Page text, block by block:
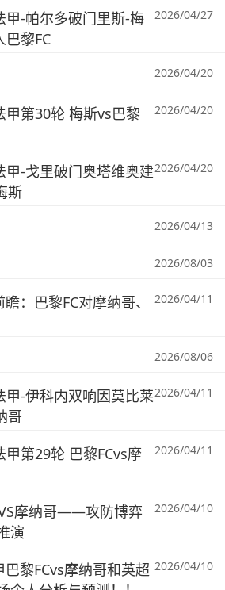
甲-帕尔多破门里斯-梅
巴黎FC
2026/04/27
2026/04/20
第30轮 梅斯vs巴黎
2026/04/20
-戈里破门奥塔维奥建
斯
2026/04/20
2026/04/13
2026/08/03
：巴黎FC对摩纳哥、
2026/04/11
2026/08/06
-伊科内双响因莫比莱
哥
2026/04/11
第29轮 巴黎FCvs摩
2026/04/11
摩纳哥——攻防博弈
演
2026/04/10
黎FCvs摩纳哥和英超 2026/04/10